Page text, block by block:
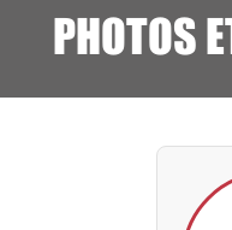
PHOTOS